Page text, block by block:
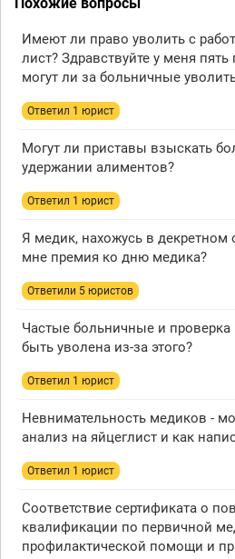
Имеют ли право уволить с
лист? Здравствуйте у меня
могут ли за больничные
Ответил 1 юрист
Могут ли приставы взыскать
удержании алиментов?
Ответил 1 юрист
Я медик, нахожусь в декретном
мне премия ко дню медика?
Ответили 5 юристов
Частые больничные и проверка
быть уволена из-за этого?
Ответил 1 юрист
Невнимательность медиков -
анализ на яйцеглист и как
Ответил 1 юрист
Соответствие сертификата о
квалификации по первичной
профилактической помощи и